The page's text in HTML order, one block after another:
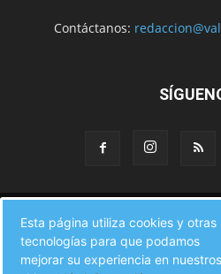
Contáctanos:
A pie de calle
Fiestas Eventos
CAMINO DE INVIERNO
Agenda
Esta página utiliza cookies y otras
tecnologías para que podamos
mejorar su experiencia en nuestros